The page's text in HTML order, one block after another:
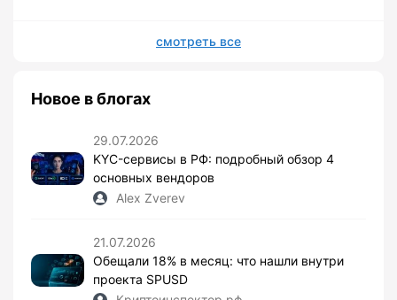
смотреть все
Новое в блогах
29.07.2026
KYC-сервисы в РФ: подробный обзор 4
основных вендоров
Alex Zverev
21.07.2026
Обещали 18% в месяц: что нашли внутри
проекта SPUSD